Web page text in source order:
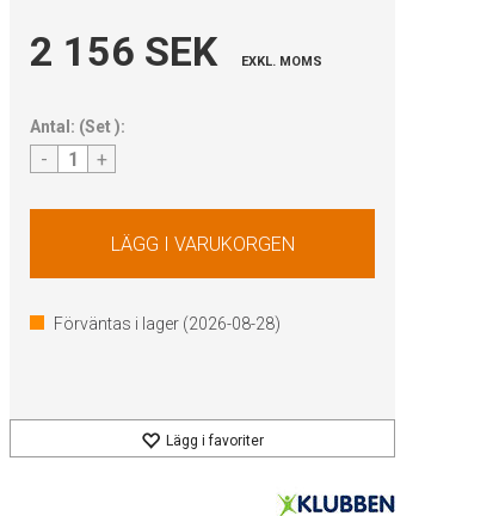
2 156 SEK EXKL. MOMS
Antal: (Set):
- +
Förväntas i lager (2026-08-28)
Lägg i favoriter